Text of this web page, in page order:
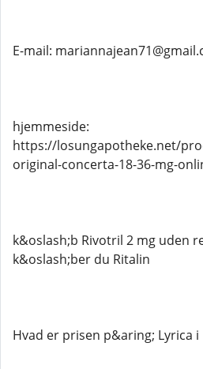
E-mail:
hjemmeside:
https://losungapotheke.net/
original-concerta-18-36-mg-
k&oslash;b Rivotril 2 mg uden
k&oslash;ber du Ritalin
Hvad er prisen p&aring; Lyrica